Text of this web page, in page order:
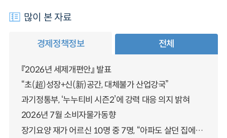
많이 본 자료
경제정책정보 전체
『2026년 세제개편안』 발표
“초(超)성장+신(新)공간, 대체불가 산업강국”
과기정통부, ‘누누티비 시즌2’에 강력 대응 의지 밝혀
2026년 7월 소비자물가동향
장기요양 재가 어르신 10명 중 7명, “아파도 살던 집에서 살겠다” 「2025년 장기요양실태조사」 결과 발표